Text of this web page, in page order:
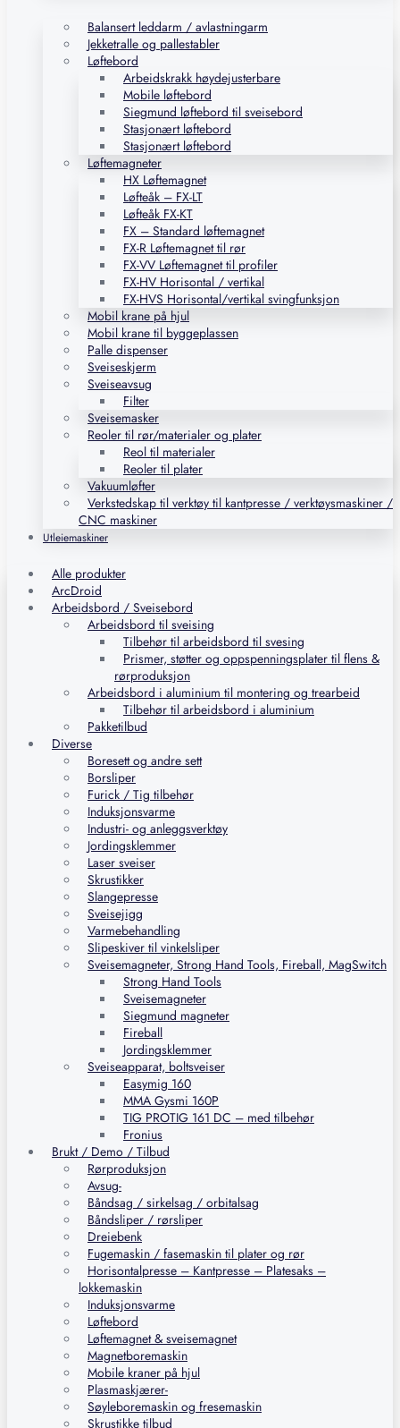
Balansert leddarm / avlastningarm
Jekketralle og pallestabler
Løftebord
Arbeidskrakk høydejusterbare
Mobile løftebord
Siegmund løftebord til sveisebord
Stasjonært løftebord
Stasjonært løftebord
Løftemagneter
HX Løftemagnet
Løfteåk – FX-LT
Løfteåk FX-KT
FX – Standard løftemagnet
FX-R Løftemagnet til rør
FX-VV Løftemagnet til profiler
FX-HV Horisontal / vertikal
FX-HVS Horisontal/vertikal svingfunksjon
Mobil krane på hjul
Mobil krane til byggeplassen
Palle dispenser
Sveiseskjerm
Sveiseavsug
Filter
Sveisemasker
Reoler til rør/materialer og plater
Reol til materialer
Reoler til plater
Vakuumløfter
Verkstedskap til verktøy til kantpresse / verktøysmaskiner /
CNC maskiner
Utleiemaskiner
Alle produkter
ArcDroid
Arbeidsbord / Sveisebord
Arbeidsbord til sveising
Tilbehør til arbeidsbord til svesing
Prismer, støtter og oppspenningsplater til flens &
rørproduksjon
Arbeidsbord i aluminium til montering og trearbeid
Tilbehør til arbeidsbord i aluminium
Pakketilbud
Diverse
Boresett og andre sett
Borsliper
Furick / Tig tilbehør
Induksjonsvarme
Industri- og anleggsverktøy
Jordingsklemmer
Laser sveiser
Skrustikker
Slangepresse
Sveisejigg
Varmebehandling
Slipeskiver til vinkelsliper
Sveisemagneter, Strong Hand Tools, Fireball, MagSwitch
Strong Hand Tools
Sveisemagneter
Siegmund magneter
Fireball
Jordingsklemmer
Sveiseapparat, boltsveiser
Easymig 160
MMA Gysmi 160P
TIG PROTIG 161 DC – med tilbehør
Fronius
Brukt / Demo / Tilbud
Rørproduksjon
Avsug-
Båndsag / sirkelsag / orbitalsag
Båndsliper / rørsliper
Dreiebenk
Fugemaskin / fasemaskin til plater og rør
Horisontalpresse – Kantpresse – Platesaks –
lokkemaskin
Induksjonsvarme
Løftebord
Løftemagnet & sveisemagnet
Magnetboremaskin
Mobile kraner på hjul
Plasmaskjærer-
Søyleboremaskin og fresemaskin
Skrustikke tilbud